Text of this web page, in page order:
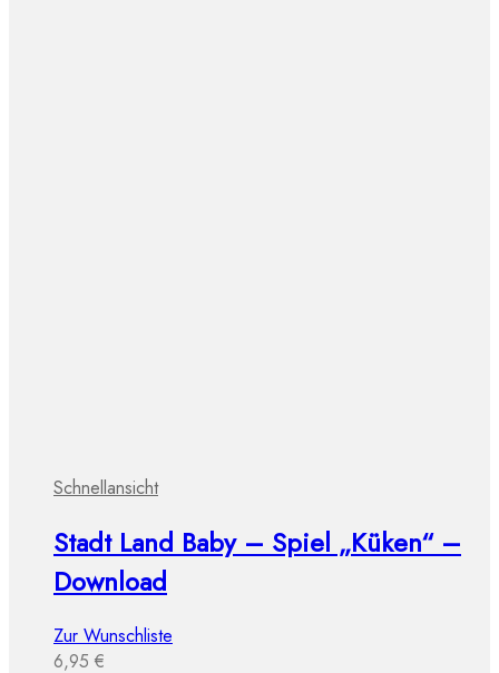
Schnellansicht
Stadt Land Baby – Spiel „Küken“ –
Download
Zur Wunschliste
6,95 €